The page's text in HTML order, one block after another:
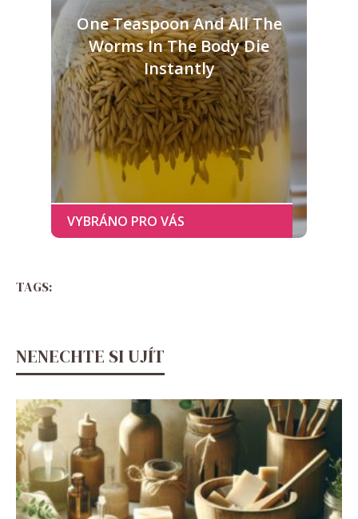
One Teaspoon And All The
Worms In The Body Die
Instantly
TAGS:
NENECHTE SI UJÍT